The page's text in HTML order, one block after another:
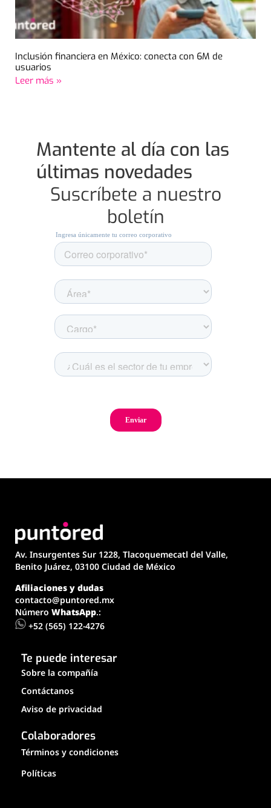
Inclusión financiera en México: conecta con 6M de
usuarios
Leer más »
Mantente al día con las
últimas novedades
Suscríbete a nuestro
boletín
Av. Insurgentes Sur 1228, Tlacoquemecatl del Valle,
Benito Juárez, 03100 Ciudad de México
Afiliaciones y dudas
contacto@puntored.mx
Número WhatsApp.:
+52 (565) 122-4276
Te puede interesar
Sobre la compañía
Contáctanos
Aviso de privacidad
Colaboradores
Términos y condiciones
Políticas